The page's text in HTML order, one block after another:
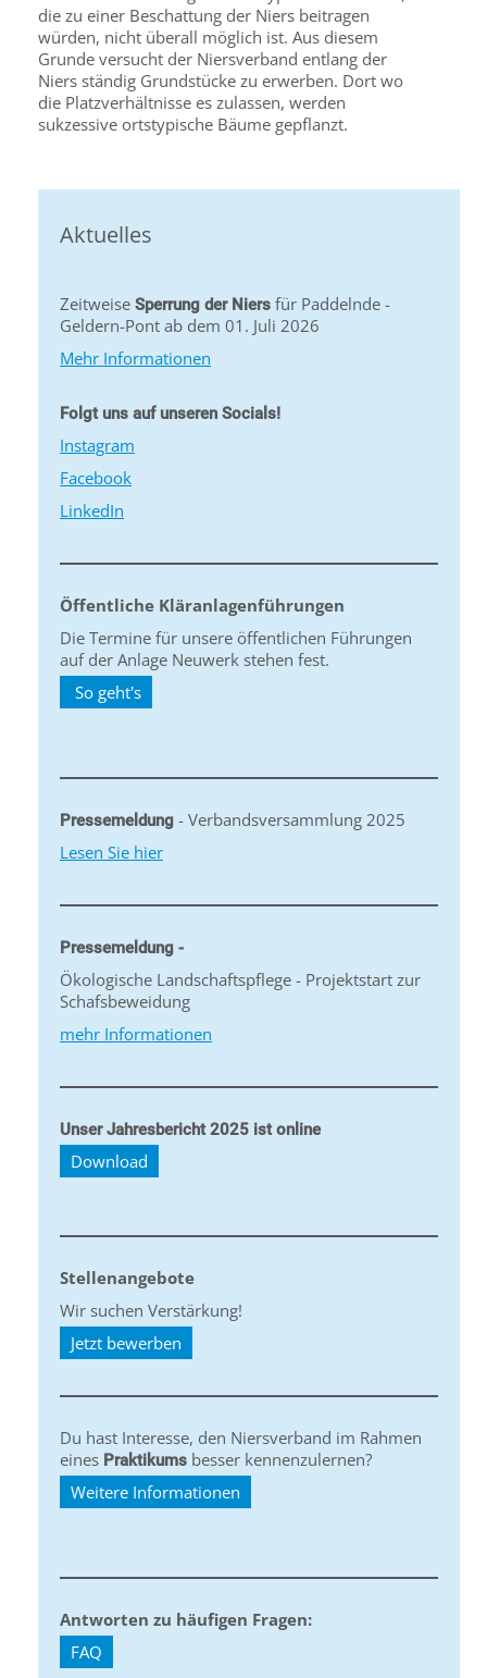
die zu einer Beschattung der Niers beitragen
würden, nicht überall möglich ist. Aus diesem
Grunde versucht der Niersverband entlang der
Niers ständig Grundstücke zu erwerben. Dort wo
die Platzverhältnisse es zulassen, werden
sukzessive ortstypische Bäume gepflanzt.
Aktuelles
Zeitweise Sperrung der Niers für Paddelnde -
Geldern-Pont ab dem 01. Juli 2026
Mehr Informationen
Folgt uns auf unseren Socials!
Instagram
Facebook
LinkedIn
Öffentliche Kläranlagenführungen
Die Termine für unsere öffentlichen Führungen
auf der Anlage Neuwerk stehen fest.
So geht's
Pressemeldung - Verbandsversammlung 2025
Lesen Sie hier
Pressemeldung -
Ökologische Landschaftspflege - Projektstart zur
Schafsbeweidung
mehr Informationen
Unser Jahresbericht 2025 ist online
Download
Stellenangebote
Wir suchen Verstärkung!
Jetzt bewerben
Du hast Interesse, den Niersverband im Rahmen
eines Praktikums besser kennenzulernen?
Weitere Informationen
Antworten zu häufigen Fragen:
FAQ